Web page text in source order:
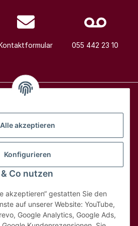
Alle akzeptieren
Konfigurieren
Co nutzen
akzeptieren“ gestatten Sie den
auf unserer Website: YouTube,
Google Analytics, Google Ads,
055 442 23 10